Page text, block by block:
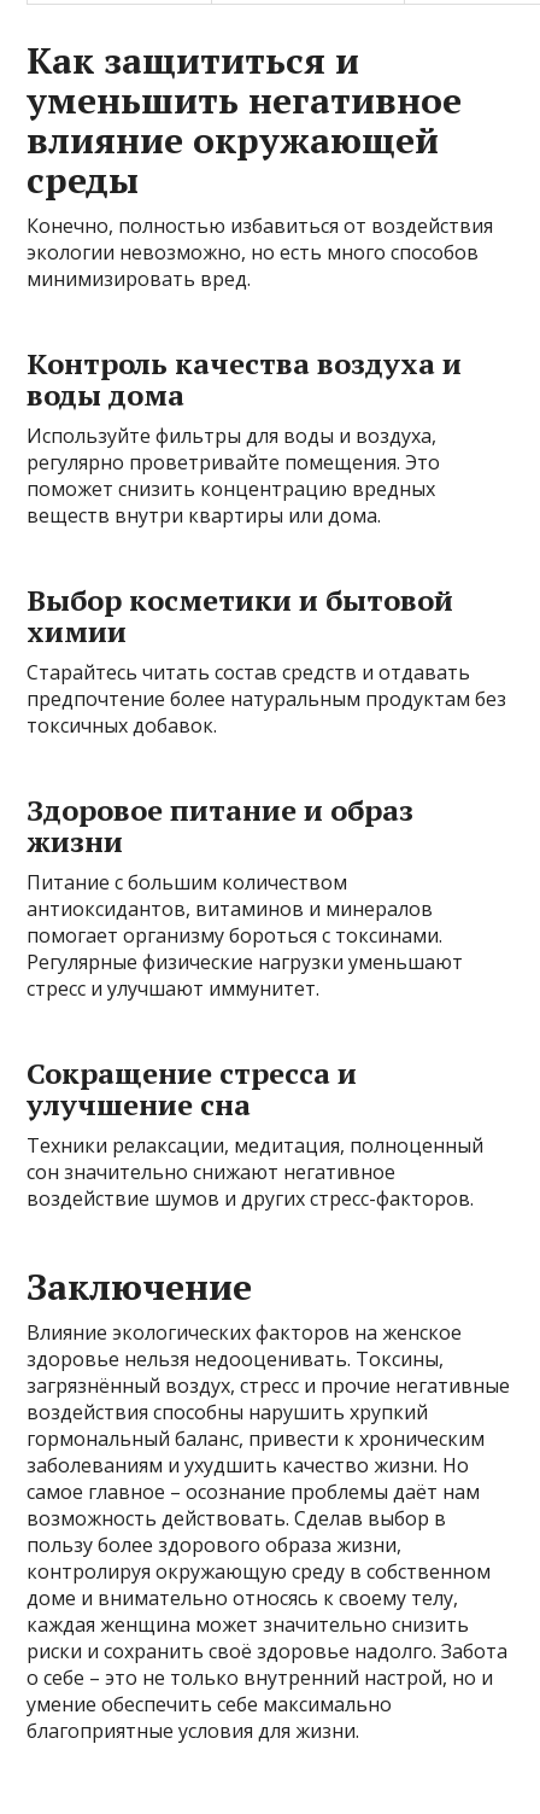
Как защититься и
уменьшить негативное
влияние окружающей
среды
Конечно, полностью избавиться от воздействия
экологии невозможно, но есть много способов
минимизировать вред.
Контроль качества воздуха и
воды дома
Используйте фильтры для воды и воздуха,
регулярно проветривайте помещения. Это
поможет снизить концентрацию вредных
веществ внутри квартиры или дома.
Выбор косметики и бытовой
химии
Старайтесь читать состав средств и отдавать
предпочтение более натуральным продуктам без
токсичных добавок.
Здоровое питание и образ
жизни
Питание с большим количеством
антиоксидантов, витаминов и минералов
помогает организму бороться с токсинами.
Регулярные физические нагрузки уменьшают
стресс и улучшают иммунитет.
Сокращение стресса и
улучшение сна
Техники релаксации, медитация, полноценный
сон значительно снижают негативное
воздействие шумов и других стресс-факторов.
Заключение
Влияние экологических факторов на женское
здоровье нельзя недооценивать. Токсины,
загрязнённый воздух, стресс и прочие негативные
воздействия способны нарушить хрупкий
гормональный баланс, привести к хроническим
заболеваниям и ухудшить качество жизни. Но
самое главное – осознание проблемы даёт нам
возможность действовать. Сделав выбор в
пользу более здорового образа жизни,
контролируя окружающую среду в собственном
доме и внимательно относясь к своему телу,
каждая женщина может значительно снизить
риски и сохранить своё здоровье надолго. Забота
о себе – это не только внутренний настрой, но и
умение обеспечить себе максимально
благоприятные условия для жизни.